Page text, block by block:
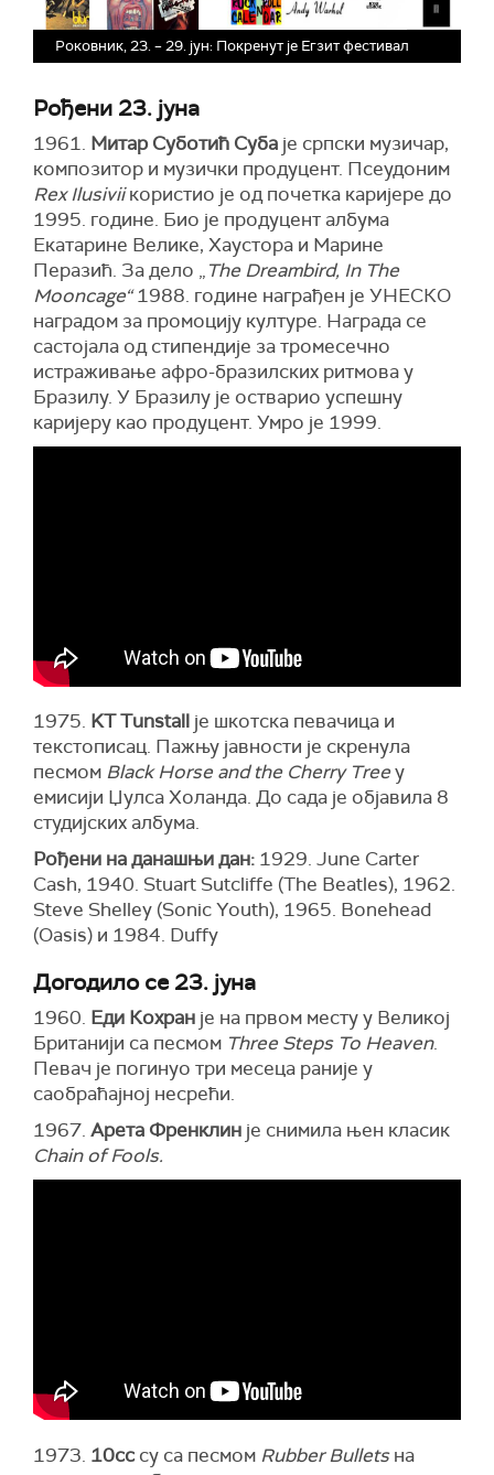
Роковник, 23. – 29. јун: Покренут је Егзит фестивал
Рођени 23. јуна
1961. Митар Суботић Суба је српски музичар,
композитор и музички продуцент. Псеудоним
Rex Ilusiviiкористио је од почетка каријере до
1995. године. Био је продуцент албума
Екатарине Велике, Хаустора и Марине
Перазић. За дело „The Dreambird, In The
Mooncage“1988. године награђен је УНЕСКО
наградом за промоцију културе. Награда се
састојала од стипендије за тромесечно
истраживање афро-бразилских ритмова у
Бразилу. У Бразилу је остварио успешну
каријеру као продуцент. Умро је 1999.
1975. KT Tunstall је шкотска певачица и
текстописац. Пажњу јавности је скренула
песмом Black Horse and the Cherry Treeу
емисији Џулса Холанда. До сада је објавила 8
студијских албума.
Рођени на данашњи дан: 1929. June Carter
Cash, 1940. Stuart Sutcliffe (The Beatles), 1962.
Steve Shelley (Sonic Youth), 1965. Bonehead
(Oasis) и 1984. Duffy
Догодило се 23. јуна
1960. Еди Кохран је на првом месту у Великој
Британији са песмом Three Steps To Heaven.
Певач је погинуо три месеца раније у
саобраћајној несрећи.
1967. Арета Френклин је снимила њен класик
Chain of Fools.
1973. 10cc су са песмом Rubber Bulletsна